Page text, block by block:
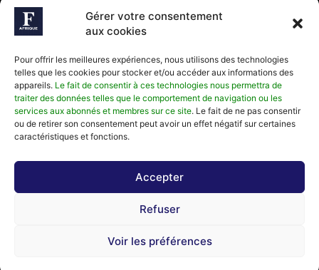
Gérer votre consentement
aux cookies
Pour offrir les meilleures expériences, nous utilisons des technologies
telles que les cookies pour stocker et/ou accéder aux informations des
appareils. Le fait de consentir à ces technologies nous permettra de
traiter des données telles que le comportement de navigation ou les
services aux abonnés et membres sur ce site. Le fait de ne pas consentir
ou de retirer son consentement peut avoir un effet négatif sur certaines
caractéristiques et fonctions.
Accepter
Refuser
Voir les préférences
JOINDRE L'ÉQUIPE
Rédaction
Développement commercial
Communiquer avec Forbes Afrique
Média Kit 2026
Abonnez-vous à la newsletter de Forbes Afrique et recevez
régulièrement nos meilleurs articles